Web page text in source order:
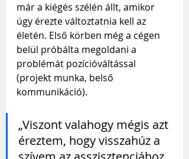
már a kiégés szélén állt, amikor
úgy érezte változtatnia kell az
életén. Első körben még a cégen
belül próbálta megoldani a
problémát pozícióváltással
(projekt munka, belső
kommunikáció).
„Viszont valahogy mégis azt
éreztem, hogy visszahúz a